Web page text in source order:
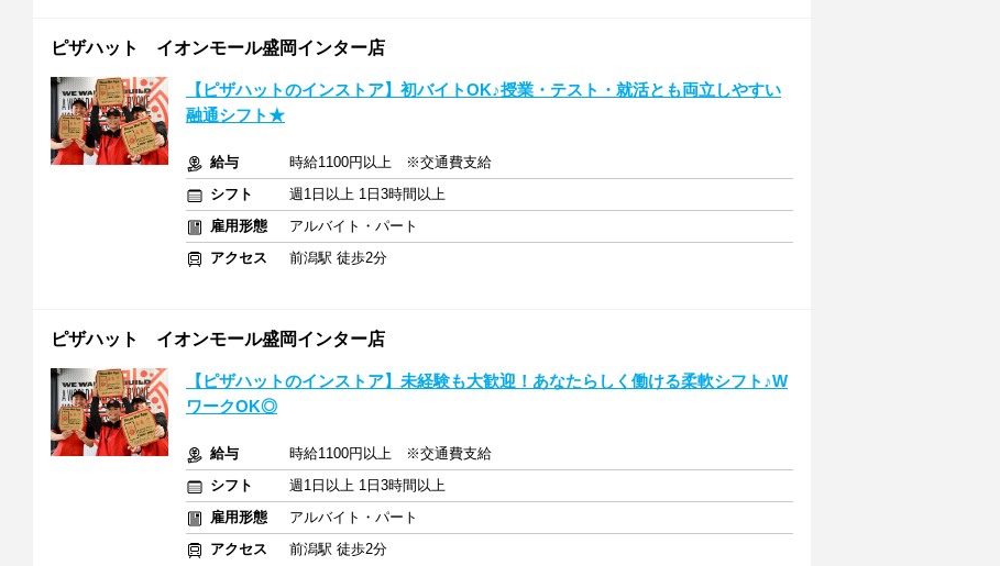
ピザハット イオンモール盛岡インター店
【ピザハットのインストア】初バイトOK♪授業・テスト・就活とも両立しやすい
融通シフト★
給与
時給1100円以上 ※交通費支給
シフト
週1日以上 1日3時間以上
雇用形態
アルバイト・パート
アクセス
前潟駅 徒歩2分
ピザハット イオンモール盛岡インター店
【ピザハットのインストア】未経験も大歓迎！あなたらしく働ける柔軟シフト♪W
ワークOK◎
給与
時給1100円以上 ※交通費支給
シフト
週1日以上 1日3時間以上
雇用形態
アルバイト・パート
アクセス
前潟駅 徒歩2分